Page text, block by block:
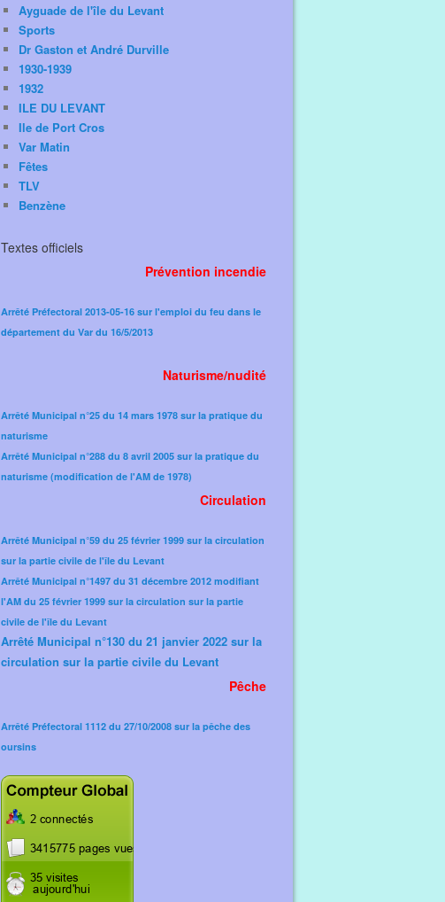
Ayguade de l'île du Levant
Sports
Dr Gaston et André Durville
1930-1939
1932
ILE DU LEVANT
Ile de Port Cros
Var Matin
Fêtes
TLV
Benzène
Textes officiels
Prévention incendie
Arrêté Préfectoral 2013-05-16 sur l'emploi du feu dans le
département du Var du 16/5/2013
Naturisme/nudité
Arrêté Municipal n°25 du 14 mars 1978 sur la pratique du
naturisme
Arrêté Municipal n°288 du 8 avril 2005 sur la pratique du
naturisme (modification de l'AM de 1978)​
Circulation
Arrêté Municipal n°59 du 25 février 1999 sur la circulation
sur la partie civile de l'île du Levant
Arrêté Municipal n°1497 du 31 décembre 2012 modifiant
l'AM du 25 février 1999 sur la circulation sur la partie
civile de l'île du Levant
Arrêté Municipal n°130 du 21 janvier 2022 sur la
circulation sur la partie civile du Levant
Pêche
Arrêté Préfectoral 1112 du 27/10/2008 sur la pêche des
oursins